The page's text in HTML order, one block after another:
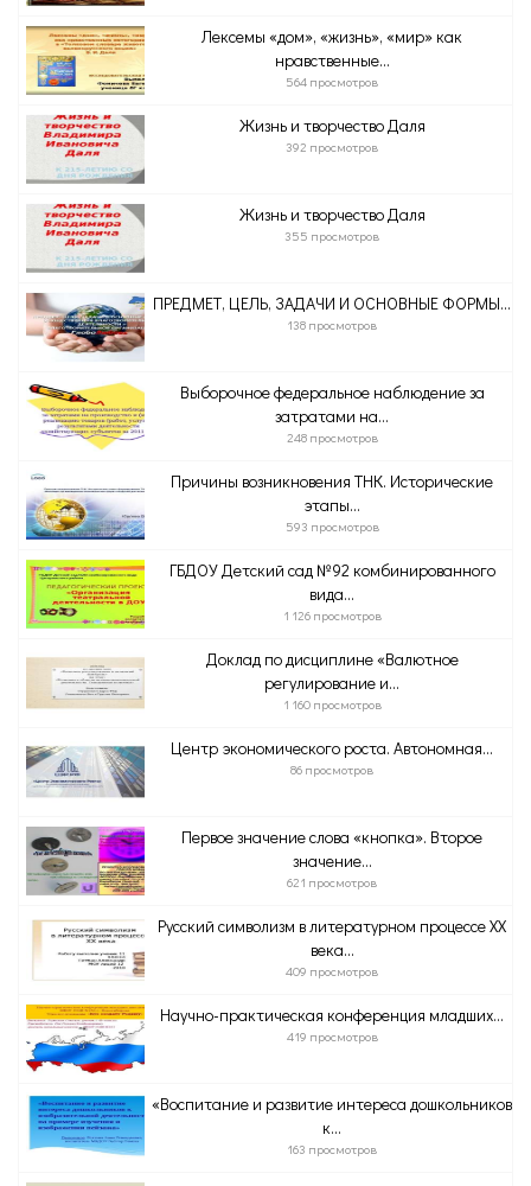
Лексемы «дом», «жизнь», «мир» как
нравственные...
564 просмотров
Жизнь и творчество Даля
392 просмотров
Жизнь и творчество Даля
355 просмотров
ПРЕДМЕТ, ЦЕЛЬ, ЗАДАЧИ И ОСНОВНЫЕ ФОРМЫ...
138 просмотров
Выборочное федеральное наблюдение за
затратами на...
248 просмотров
Причины возникновения ТНК. Исторические
этапы...
593 просмотров
ГБДОУ Детский сад №92 комбинированного
вида...
1 126 просмотров
Доклад по дисциплине «Валютное
регулирование и...
1 160 просмотров
Центр экономического роста. Автономная...
86 просмотров
Первое значение слова «кнопка». Второе
значение...
621 просмотров
Русский символизм в литературном процессе XX
века...
409 просмотров
Научно-практическая конференция младших...
419 просмотров
«Воспитание и развитие интереса дошкольников
к...
163 просмотров